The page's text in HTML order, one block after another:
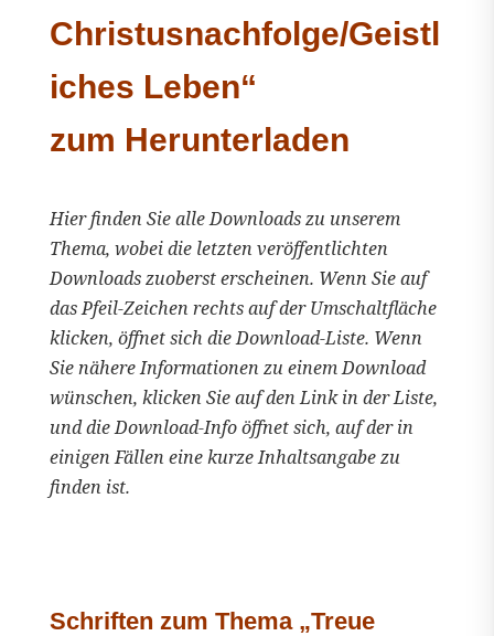
Christusnachfolge/Geistl
iches Leben“
zum Herunterladen
Hier finden Sie alle Downloads zu unserem
Thema, wobei die letzten veröffentlichten
Downloads zuoberst erscheinen. Wenn Sie auf
das Pfeil-Zeichen rechts auf der Umschaltfläche
klicken, öffnet sich die Download-Liste. Wenn
Sie nähere Informationen zu einem Download
wünschen, klicken Sie auf den Link in der Liste,
und die Download-Info öffnet sich, auf der in
einigen Fällen eine kurze Inhaltsangabe zu
finden ist.
Schriften zum Thema „Treue